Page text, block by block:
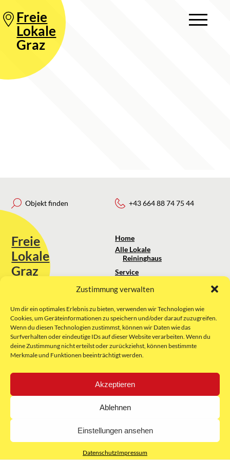
Zustimmung verwalten
Um dir ein optimales Erlebnis zu bieten, verwenden wir Technologien wie
Cookies, um Geräteinformationen zu speichern und/oder darauf zuzugreifen.
Wenn du diesen Technologien zustimmst, können wir Daten wie das
Surfverhalten oder eindeutige IDs auf dieser Website verarbeiten. Wenn du
deine Zustimmung nicht erteilst oder zurückziehst, können bestimmte
Merkmale und Funktionen beeinträchtigt werden.
Akzeptieren
Ablehnen
Einstellungen ansehen
DatenschutzImpressum
Freie
Lokale
Graz
Objekt finden
Freie
Lokale
Graz
Sie erreichen uns unter:
kontakt@freielokale-graz.at
Website by Rubikon Werbeagentur
GmbH
+43 664 88 74 75 44
Home
Alle Lokale
Reininghaus
Service
Über uns
Impressum
AGB
Datenschutz
E-Mail